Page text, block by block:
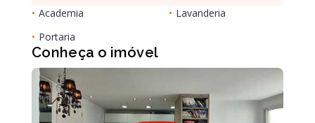
• Academia • Lavanderia
• Portaria
Conheça o imóvel